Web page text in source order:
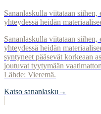
Sananlaskulla viitataan siihen,
yhteydessä heidän
Sananlaskulla viitataan siihen,
yhteydessä heidän
syntyneet pääsevät korkeaan
joutuvat tyytymään
Lähde: Vieremä.
Katso sananlasku →